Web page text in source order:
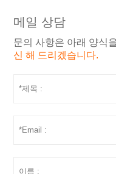
메일 상담
문의 사항은 아래 양식
신 해 드리겠습니다.